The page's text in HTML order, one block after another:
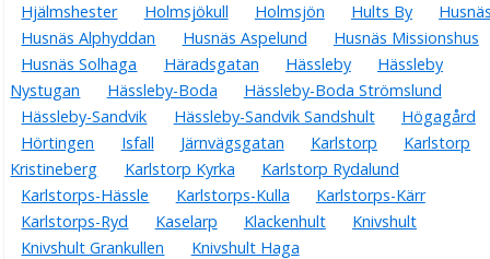
Hjälmshester
Holmsjökull Holmsjön Hults By
Husnäs Alphyddan
Husnäs Aspelund
Husnäs Missionshus
Husnäs Solhaga
Häradsgatan Hässleby
Hässleby
Nystugan
Hässleby-Boda
Hässleby-Boda Strömslund
Hässleby-Sandvik
Hässleby-Sandvik Sandshult
Högagård
Hörtingen
Isfall Järnvägsgatan Karlstorp
Karlstorp
Kristineberg
Karlstorp Kyrka
Karlstorp Rydalund
Karlstorps-Hässle
Karlstorps-Kulla
Karlstorps-Kärr
Karlstorps-Ryd
Kaselarp Klackenhult
Knivshult
Knivshult Grankullen
Knivshult Haga